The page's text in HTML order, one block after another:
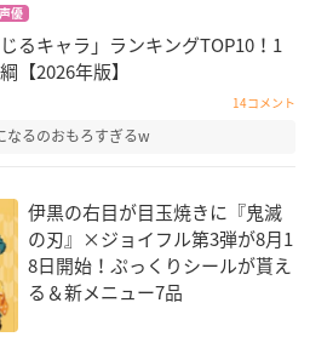
声優
るキャラ」ランキングTOP10！1
【2026年版】
14コメント
なるのおもろすぎるw
伊黒の右目が目玉焼きに『鬼滅
の刃』×ジョイフル第3弾が8月1
8日開始！ぷっくりシールが貰え
る＆新メニュー7品